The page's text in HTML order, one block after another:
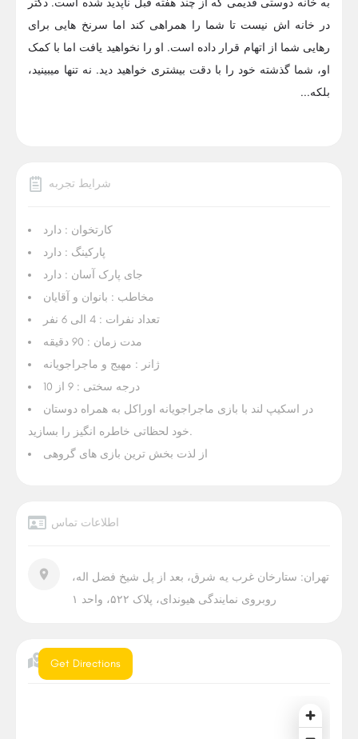
به خانه دوستی قدیمی که از چند هفته قبل ناپدید شده است. دکتر
در خانه اش نیست تا شما را همراهی کند اما سرنخ هایی برای
رهایی شما از اتهام قرار داده است. او را نخواهید یافت اما با کمک
او، شما گذشته خود را با دقت بیشتری خواهید دید. نه تنها ميبينيد،
بلكه...
شرایط تجربه
کارتخوان : دارد
پارکینگ : دارد
جای پارک آسان : دارد
مخاطب : بانوان و آقایان
تعداد نفرات : 4 الی 6 نفر
مدت زمان : 90 دقیقه
ژانر : مهیج و ماجراجویانه
درجه سختی : 9 از 10
در اسکیپ لند با بازی ماجراجویانه اوراکل به همراه دوستان
خود لحظاتی خاطره انگیز را بسازید.
از لذت بخش ترین بازی های گروهی
اطلاعات تماس
تهران: ستارخان غرب یه شرق، بعد از پل شیخ فضل اله،
روبروی نمایندگی هیوندای، پلاک ۵۲۲، واحد ۱
موقعیت
Get Directions